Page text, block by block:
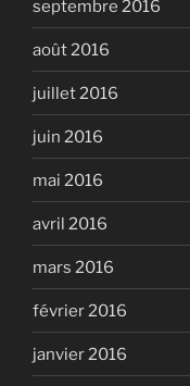
septembre 2016
août 2016
juillet 2016
juin 2016
mai 2016
avril 2016
mars 2016
février 2016
janvier 2016